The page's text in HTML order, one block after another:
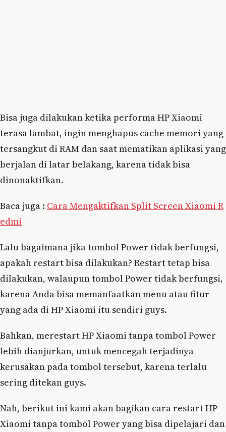
Bisa juga dilakukan ketika performa HP Xiaomi
terasa lambat, ingin menghapus cache memori yang
tersangkut di RAM dan saat mematikan aplikasi yang
berjalan di latar belakang, karena tidak bisa
dinonaktifkan.
Baca juga : Cara Mengaktifkan Split Screen Xiaomi R
edmi
Lalu bagaimana jika tombol Power tidak berfungsi,
apakah restart bisa dilakukan? Restart tetap bisa
dilakukan, walaupun tombol Power tidak berfungsi,
karena Anda bisa memanfaatkan menu atau fitur
yang ada di HP Xiaomi itu sendiri guys.
Bahkan, merestart HP Xiaomi tanpa tombol Power
lebih dianjurkan, untuk mencegah terjadinya
kerusakan pada tombol tersebut, karena terlalu
sering ditekan guys.
Nah, berikut ini kami akan bagikan cara restart HP
Xiaomi tanpa tombol Power yang bisa dipelajari dan